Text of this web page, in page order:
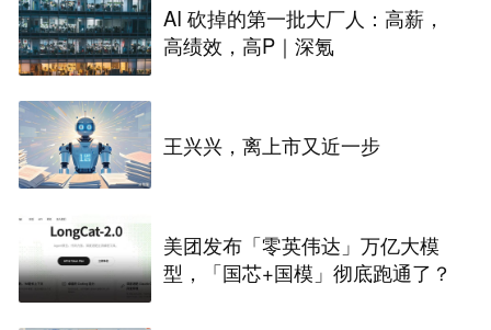
AI 砍掉的第一批大厂人：高薪，
高绩效，高P｜深氪
王兴兴，离上市又近一步
美团发布「零英伟达」万亿大模
型，「国芯+国模」彻底跑通了？